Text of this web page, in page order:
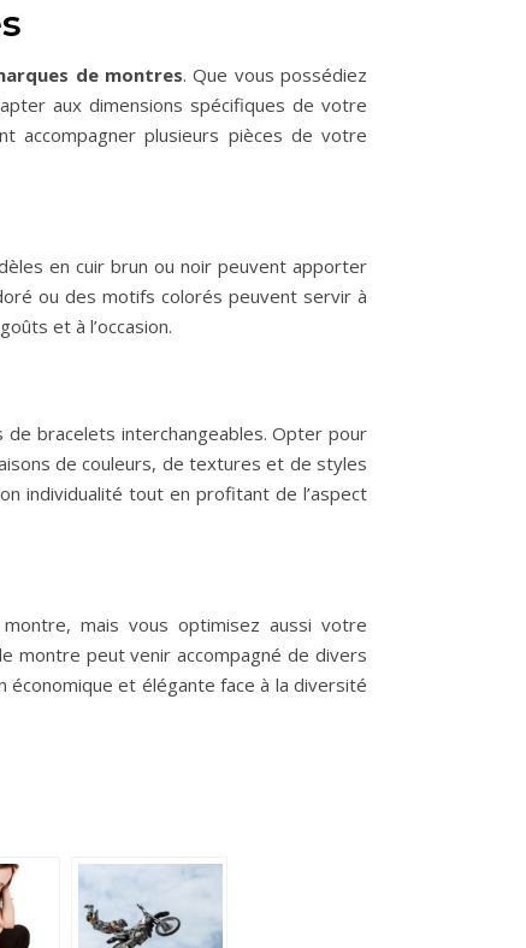
de montres. Que vous possédiez
aux dimensions spécifiques de votre
accompagner plusieurs pièces de votre
en cuir brun ou noir peuvent apporter
ou des motifs colorés peuvent servir à
et à l’occasion.
de bracelets interchangeables. Opter pour
de couleurs, de textures et de styles
individualité tout en profitant de l’aspect
mais vous optimisez aussi votre
montre peut venir accompagné de divers
et élégante face à la diversité